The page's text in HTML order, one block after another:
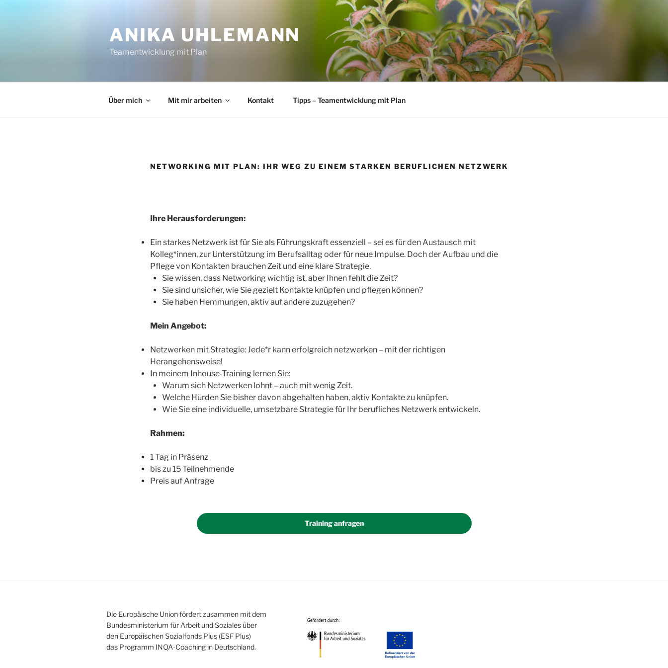
ANIKA UHLEMANN
Teamentwicklung mit Plan
Über mich Mit mir arbeiten Kontakt Tipps – Teamentwicklung mit Plan
NETWORKING MIT PLAN: IHR WEG ZU EINEM STARKEN BERUFLICHEN NETZWERK
Ihre Herausforderungen:
Ein starkes Netzwerk ist für Sie als Führungskraft essenziell – sei es für den Austausch mit
Kolleg*innen, zur Unterstützung im Berufsalltag oder für neue Impulse. Doch der Aufbau und die
Pflege von Kontakten brauchen Zeit und eine klare Strategie.
Sie wissen, dass Networking wichtig ist, aber Ihnen fehlt die Zeit?
Sie sind unsicher, wie Sie gezielt Kontakte knüpfen und pflegen können?
Sie haben Hemmungen, aktiv auf andere zuzugehen?
Mein Angebot:
Netzwerken mit Strategie: Jede*r kann erfolgreich netzwerken – mit der richtigen
Herangehensweise!
In meinem Inhouse-Training lernen Sie:
Warum sich Netzwerken lohnt – auch mit wenig Zeit.
Welche Hürden Sie bisher davon abgehalten haben, aktiv Kontakte zu knüpfen.
Wie Sie eine individuelle, umsetzbare Strategie für Ihr berufliches Netzwerk entwickeln.
Rahmen:
1 Tag in Präsenz
bis zu 15 Teilnehmende
Preis auf Anfrage
Training anfragen
Die Europäische Union fördert zusammen mit dem
Bundesministerium für Arbeit und Soziales über
den Europäischen Sozialfonds Plus (ESF Plus)
das Programm INQA-­Coaching in Deutschland.